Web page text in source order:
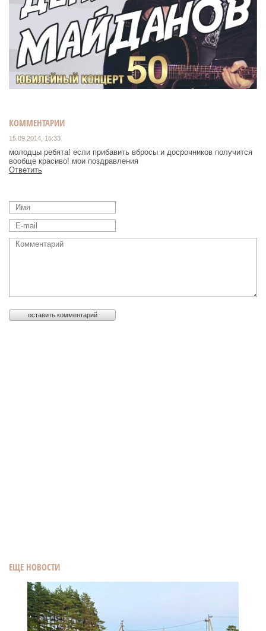
ЕЩЕ НОВОСТИ
КОММЕНТАРИИ
15.09.2014, 15:33
молодцы ребята! если прибавить вбросы и досрочников получится
вообще красиво! мои поздравления
Ответить